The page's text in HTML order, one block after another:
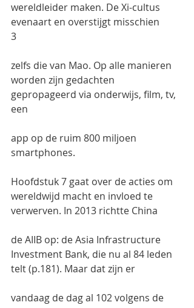
wereldleider maken. De Xi-cultus
evenaart en overstijgt misschien
3
zelfs die van Mao. Op alle manieren
worden zijn gedachten
gepropageerd via onderwijs, film, tv,
een
app op de ruim 800 miljoen
smartphones.
Hoofdstuk 7 gaat over de acties om
wereldwijd macht en invloed te
verwerven. In 2013 richtte China
de AIIB op: de Asia Infrastructure
Investment Bank, die nu al 84 leden
telt (p.181). Maar dat zijn er
vandaag de dag al 102 volgens de